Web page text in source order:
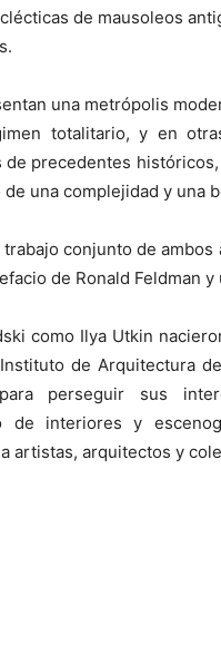
de mausoleos
una metrópolis
totalitario, y en
de precedentes
una complejidad y una
conjunto de
de Ronald Feldman
como Ilya Utkin
de Arquitectura
perseguir sus
de interiores y
artistas, arquitectos y